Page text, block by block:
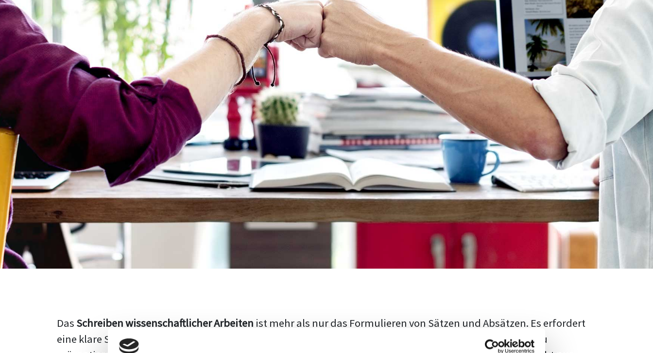
Das Schreiben wissenschaftlicher Arbeiten ist mehr als nur das Formulieren von Sätzen und Absätzen. Es erfordert
eine klare Struktur, einen logischen Aufbau und die Fähigkeit, den aktuellen Forschungsstand adäquat zu